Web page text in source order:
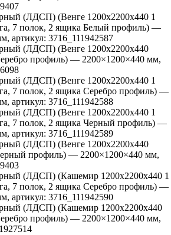
(ЛДСП) (Венге 1200х2200х440 1
7 полок, 2 ящика Белый профиль) —
артикул: 3716_111942587
(ЛДСП) (Венге 1200х2200х440
профиль) — 2200×1200×440 мм,
(ЛДСП) (Венге 1200х2200х440 1
7 полок, 2 ящика Серебро профиль) —
артикул: 3716_111942588
(ЛДСП) (Венге 1200х2200х440 1
7 полок, 2 ящика Черный профиль) —
артикул: 3716_111942589
(ЛДСП) (Венге 1200х2200х440
профиль) — 2200×1200×440 мм,
(ЛДСП) (Кашемир 1200х2200х440 1
7 полок, 2 ящика Серебро профиль) —
артикул: 3716_111942590
(ЛДСП) (Кашемир 1200х2200х440
профиль) — 2200×1200×440 мм,